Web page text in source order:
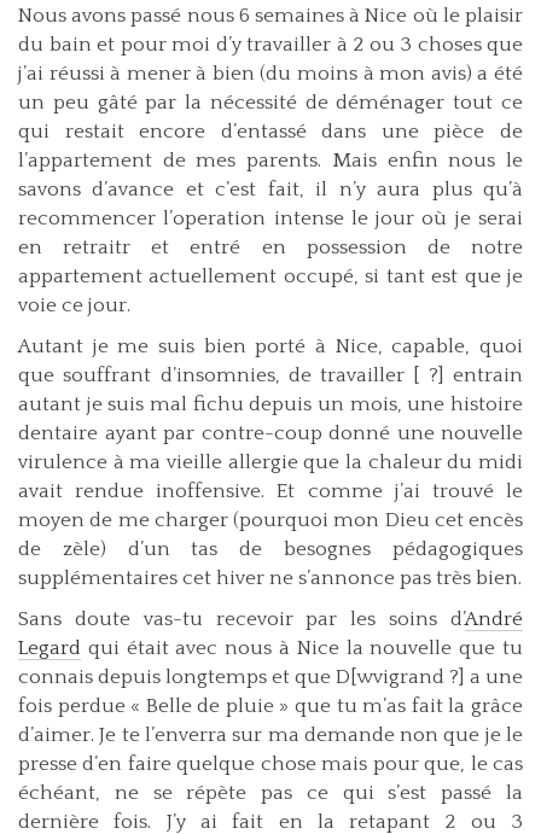
Nous avons passé nous 6 semaines à Nice où le plaisir
du bain et pour moi d’y travailler à 2 ou 3 choses que
j’ai réussi à mener à bien (du moins à mon avis) a été
un peu gâté par la nécessité de déménager tout ce
qui restait encore d’entassé dans une pièce de
l’appartement de mes parents. Mais enfin nous le
savons d’avance et c’est fait, il n’y aura plus qu’à
recommencer l’operation intense le jour où je serai
en retraitr et entré en possession de notre
appartement actuellement occupé, si tant est que je
voie ce jour.
Autant je me suis bien porté à Nice, capable, quoi
que souffrant d’insomnies, de travailler [ ?] entrain
autant je suis mal fichu depuis un mois, une histoire
dentaire ayant par contre-coup donné une nouvelle
virulence à ma vieille allergie que la chaleur du midi
avait rendue inoffensive. Et comme j’ai trouvé le
moyen de me charger (pourquoi mon Dieu cet encès
de zèle) d’un tas de besognes pédagogiques
supplémentaires cet hiver ne s’annonce pas très bien.
Sans doute vas-tu recevoir par les soins d’André
Legard qui était avec nous à Nice la nouvelle que tu
connais depuis longtemps et que D[wvigrand ?] a une
fois perdue « Belle de pluie » que tu m’as fait la grâce
d’aimer. Je te l’enverra sur ma demande non que je le
presse d’en faire quelque chose mais pour que, le cas
échéant, ne se répète pas ce qui s’est passé la
dernière fois. J’y ai fait en la retapant 2 ou 3